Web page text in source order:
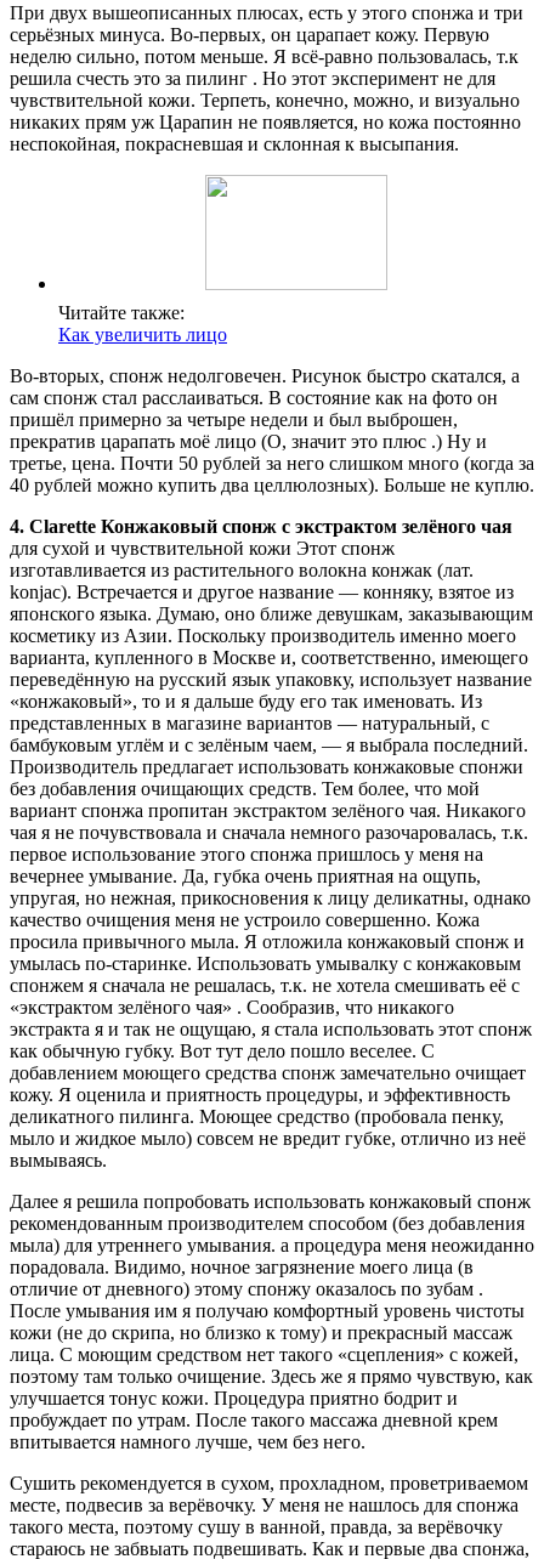
При двух вышеописанных плюсах, есть у этого спонжа и три
серьёзных минуса. Во-первых, он царапает кожу. Первую
неделю сильно, потом меньше. Я всё-равно пользовалась, т.к
решила счесть это за пилинг . Но этот эксперимент не для
чувствительной кожи. Терпеть, конечно, можно, и визуально
никаких прям уж Царапин не появляется, но кожа постоянно
неспокойная, покрасневшая и склонная к высыпания.
Читайте также:
Как увеличить лицо
Во-вторых, спонж недолговечен. Рисунок быстро скатался, а
сам спонж стал расслаиваться. В состояние как на фото он
пришёл примерно за четыре недели и был выброшен,
прекратив царапать моё лицо (О, значит это плюс .) Ну и
третье, цена. Почти 50 рублей за него слишком много (когда за
40 рублей можно купить два целлюлозных). Больше не куплю.
4. Clarette Конжаковый спонж с экстрактом зелёного чая
для сухой и чувствительной кожи Этот спонж
изготавливается из растительного волокна конжак (лат.
konjac). Встречается и другое название — конняку, взятое из
японского языка. Думаю, оно ближе девушкам, заказывающим
косметику из Азии. Поскольку производитель именно моего
варианта, купленного в Москве и, соответственно, имеющего
переведённую на русский язык упаковку, использует название
«конжаковый», то и я дальше буду его так именовать. Из
представленных в магазине вариантов — натуральный, с
бамбуковым углём и с зелёным чаем, — я выбрала последний.
Производитель предлагает использовать конжаковые спонжи
без добавления очищающих средств. Тем более, что мой
вариант спонжа пропитан экстрактом зелёного чая. Никакого
чая я не почувствовала и сначала немного разочаровалась, т.к.
первое использование этого спонжа пришлось у меня на
вечернее умывание. Да, губка очень приятная на ощупь,
упругая, но нежная, прикосновения к лицу деликатны, однако
качество очищения меня не устроило совершенно. Кожа
просила привычного мыла. Я отложила конжаковый спонж и
умылась по-старинке. Использовать умывалку с конжаковым
спонжем я сначала не решалась, т.к. не хотела смешивать её с
«экстрактом зелёного чая» . Сообразив, что никакого
экстракта я и так не ощущаю, я стала использовать этот спонж
как обычную губку. Вот тут дело пошло веселее. С
добавлением моющего средства спонж замечательно очищает
кожу. Я оценила и приятность процедуры, и эффективность
деликатного пилинга. Моющее средство (пробовала пенку,
мыло и жидкое мыло) совсем не вредит губке, отлично из неё
вымываясь.
Далее я решила попробовать использовать конжаковый спонж
рекомендованным производителем способом (без добавления
мыла) для утреннего умывания. а процедура меня неожиданно
порадовала. Видимо, ночное загрязнение моего лица (в
отличие от дневного) этому спонжу оказалось по зубам .
После умывания им я получаю комфортный уровень чистоты
кожи (не до скрипа, но близко к тому) и прекрасный массаж
лица. С моющим средством нет такого «сцепления» с кожей,
поэтому там только очищение. Здесь же я прямо чувствую, как
улучшается тонус кожи. Процедура приятно бодрит и
пробуждает по утрам. После такого массажа дневной крем
впитывается намного лучше, чем без него.
Сушить рекомендуется в сухом, прохладном, проветриваемом
месте, подвесив за верёвочку. У меня не нашлось для спонжа
такого места, поэтому сушу в ванной, правда, за верёвочку
стараюсь не забвыать подвешивать. Как и первые два спонжа,